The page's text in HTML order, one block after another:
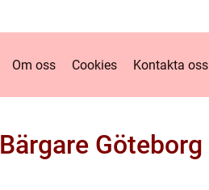
Om oss Cookies Kontakta oss
Bärgare Göteborg